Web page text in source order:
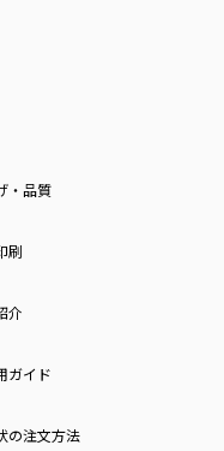
・品質
刷
介
ガイド
の注文方法